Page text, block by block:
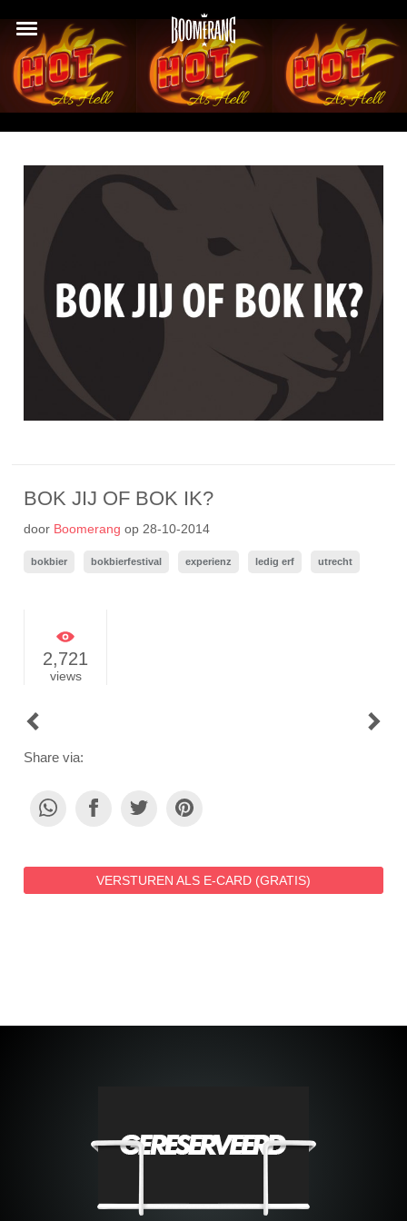
BOK JIJ OF BOK IK?
door Boomerang op 28-10-2014
bokbier bokbierfestival experienz ledig erf utrecht
2,721
views
POST
Share via:
VERSTUREN ALS E-CARD (GRATIS)